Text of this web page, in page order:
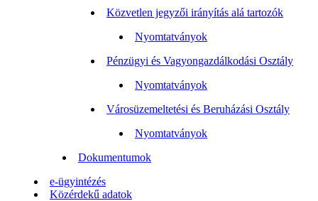
Közvetlen jegyzői irányítás alá tartozók
Nyomtatványok
Pénzügyi és Vagyongazdálkodási Osztály
Nyomtatványok
Városüzemeltetési és Beruházási Osztály
Nyomtatványok
Dokumentumok
e-ügyintézés
Közérdekű adatok